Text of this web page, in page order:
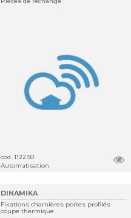
cod. 1122.50
Automatisation
DINAMIKA
Fixations charnières portes profilés
coupe thermique